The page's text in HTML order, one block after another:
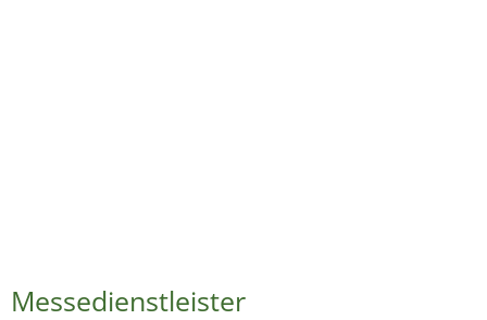
Messedienstleister